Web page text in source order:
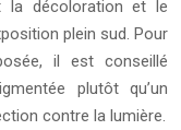
la décoloration et le
plein sud. Pour
il est conseillé
plutôt qu’un
contre la lumière.